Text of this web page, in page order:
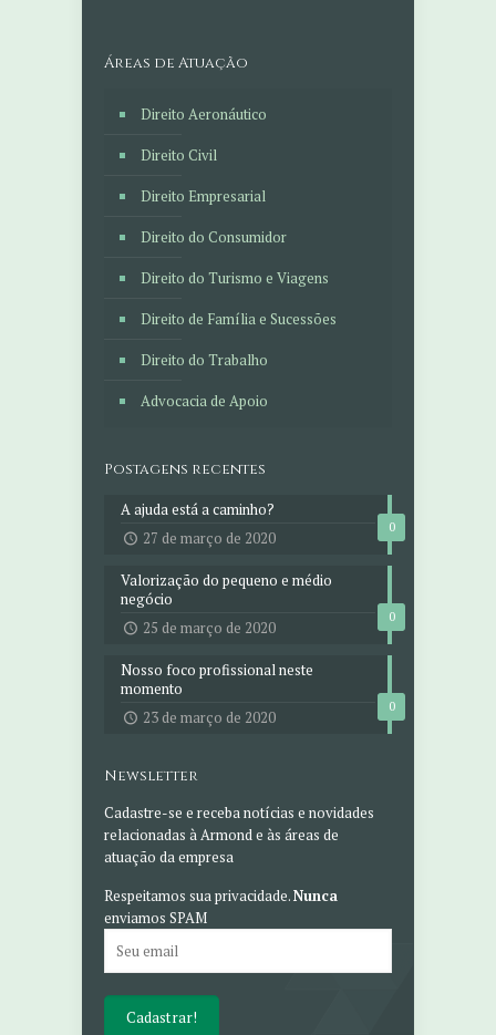
Áreas de Atuação
Direito Aeronáutico
Direito Civil
Direito Empresarial
Direito do Consumidor
Direito do Turismo e Viagens
Direito de Família e Sucessões
Direito do Trabalho
Advocacia de Apoio
Postagens recentes
0
A ajuda está a caminho?
27 de março de 2020
0
Valorização do pequeno e médio
negócio
25 de março de 2020
0
Nosso foco profissional neste
momento
23 de março de 2020
Newsletter
Cadastre-se e receba notícias e novidades
relacionadas à Armond e às áreas de
atuação da empresa
Respeitamos sua privacidade.Nunca
enviamos SPAM